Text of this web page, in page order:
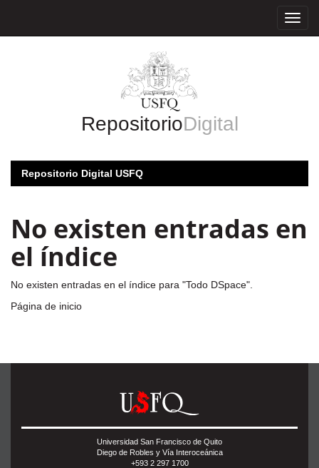
RepositorioDigital
Repositorio Digital USFQ
No existen entradas en
el índice
No existen entradas en el índice para "Todo DSpace".
Página de inicio
Universidad San Francisco de Quito
Diego de Robles y Vía Interoceánica
+593 2 297 1700